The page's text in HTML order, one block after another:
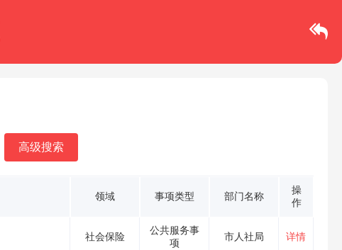
领域 事项类型 部门名称
操
作
社会保险
公共服务事
项
市人社局 详情